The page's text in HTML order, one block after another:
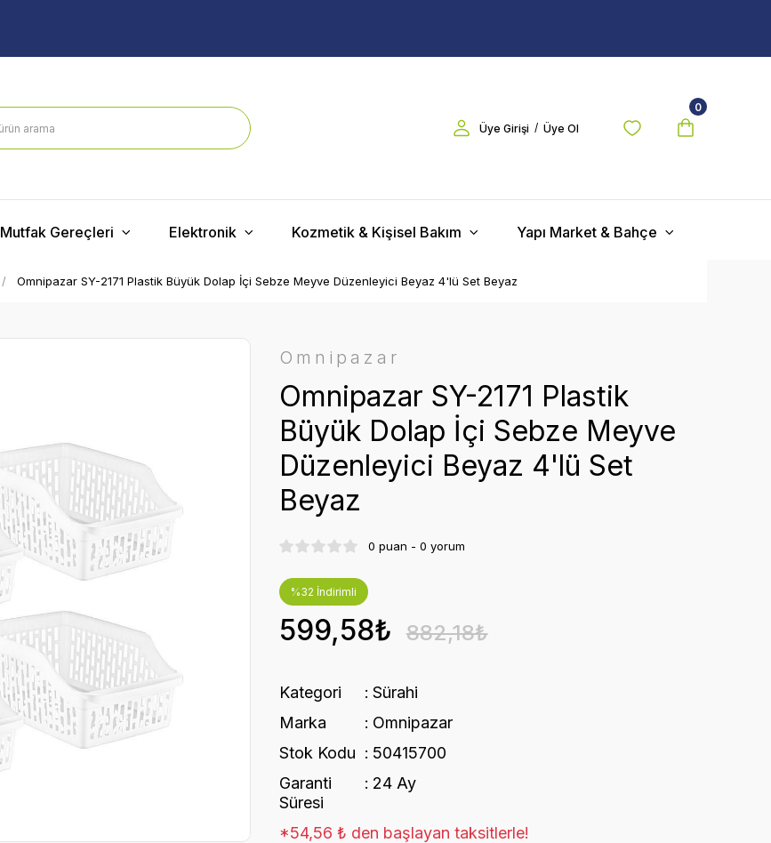
Üye Girişi / Üye Ol
0
Mutfak Gereçleri Elektronik Kozmetik & Kişisel Bakım Yapı Market & Bahçe
Omnipazar SY-2171 Plastik Büyük Dolap İçi Sebze Meyve Düzenleyici Beyaz 4'lü Set Beyaz
Omnipazar
Omnipazar SY-2171 Plastik
Büyük Dolap İçi Sebze Meyve
Düzenleyici Beyaz 4'lü Set
Beyaz
0 puan - 0 yorum
%32 İndirimli
599,58₺ 882,18₺
Kategori
Sürahi
Marka
Omnipazar
Stok Kodu
50415700
Garanti
Süresi
24 Ay
*54,56 ₺ den başlayan taksitlerle!